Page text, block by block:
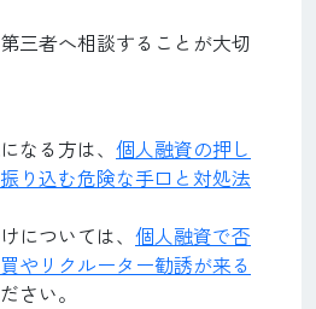
三者へ相談することが大切
なる方は、 個人融資の押し
り込む危険な手口と対処法
については、 個人融資で否
やリクルーター勧誘が来る
さい。